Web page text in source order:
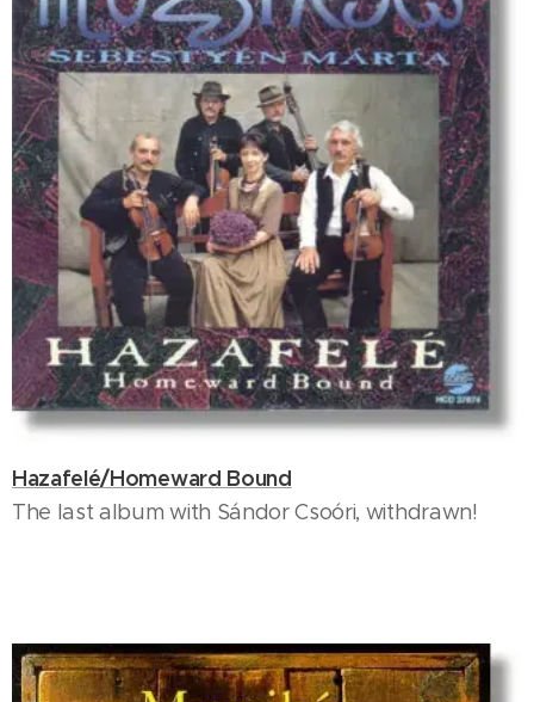
Hazafelé/Homeward Bound
The last album with Sándor Csoóri, withdrawn!